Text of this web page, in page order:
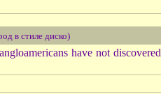
в стиле диско)
have not